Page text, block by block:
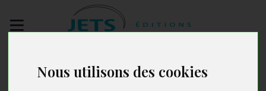
Nous utilisons des cookies
manuscrit